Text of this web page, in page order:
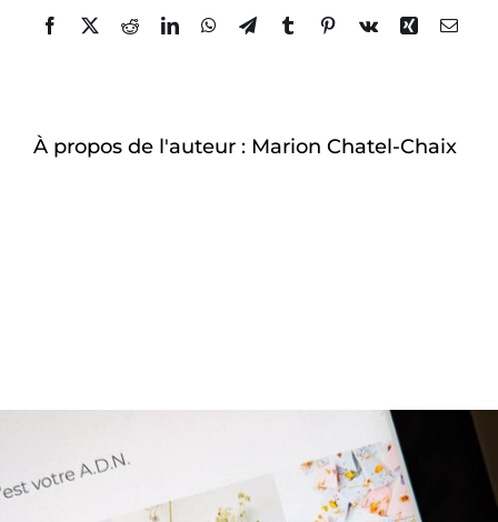
Facebook
TwitterRedditLinkedInWhatsApp
TelegramTumblrPinterest
Vk Xing Email
À propos de l'auteur : Marion Chatel-Chaix